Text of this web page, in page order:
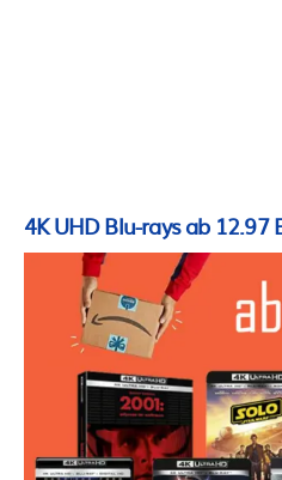
4K UHD Blu-rays ab 12.97